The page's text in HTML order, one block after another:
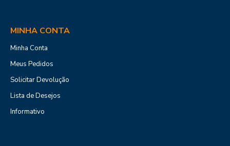
MINHA CONTA
Minha Conta
Meus Pedidos
Solicitar Devolução
Lista de Desejos
Informativo